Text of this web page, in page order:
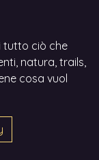
tutto ciò che
natura, trails,
cosa vuol